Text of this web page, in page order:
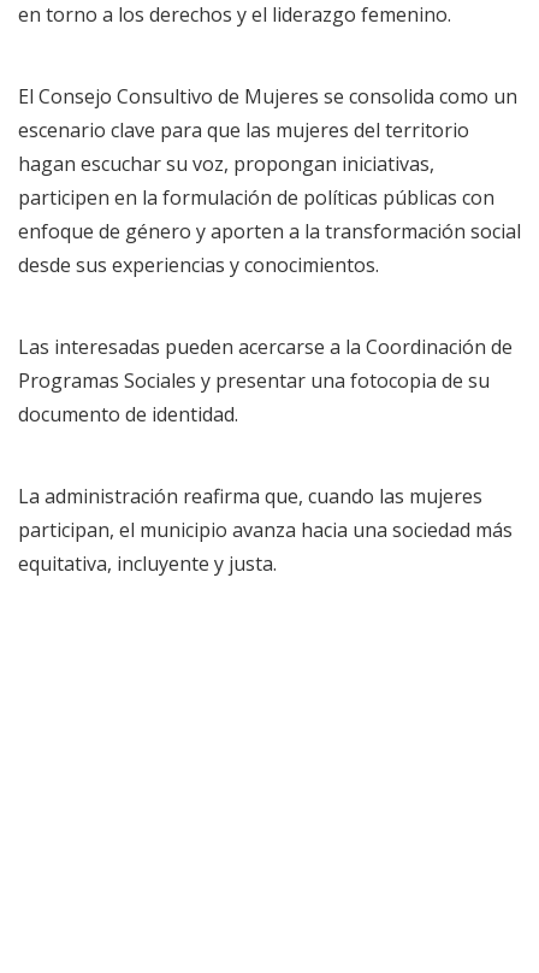
en torno a los derechos y el liderazgo femenino.
El Consejo Consultivo de Mujeres se consolida como un
escenario clave para que las mujeres del territorio
hagan escuchar su voz, propongan iniciativas,
participen en la formulación de políticas públicas con
enfoque de género y aporten a la transformación social
desde sus experiencias y conocimientos.
Las interesadas pueden acercarse a la Coordinación de
Programas Sociales y presentar una fotocopia de su
documento de identidad.
La administración reafirma que, cuando las mujeres
participan, el municipio avanza hacia una sociedad más
equitativa, incluyente y justa.